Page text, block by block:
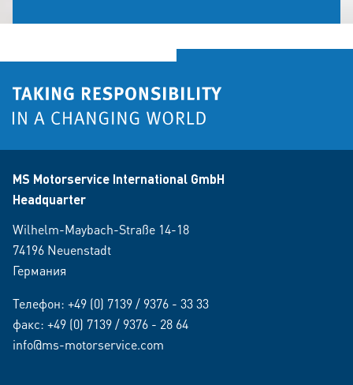
MS Motorservice International GmbH
Headquarter
Wilhelm-Maybach-Straße 14-18
74196 Neuenstadt
Германия
Телефон: +49 (0) 7139 / 9376 - 33 33
факс: +49 (0) 7139 / 9376 - 28 64
info@ms-motorservice.com